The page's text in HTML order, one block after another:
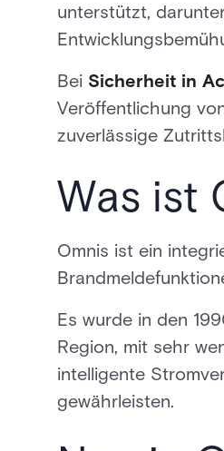
unterstützt,
Bei Sicherheit in
Veröffentlichung
zuverlässige
Was ist
Omnis ist ein
Es wurde in den
Region, mit sehr
intelligente
gewährleisten.